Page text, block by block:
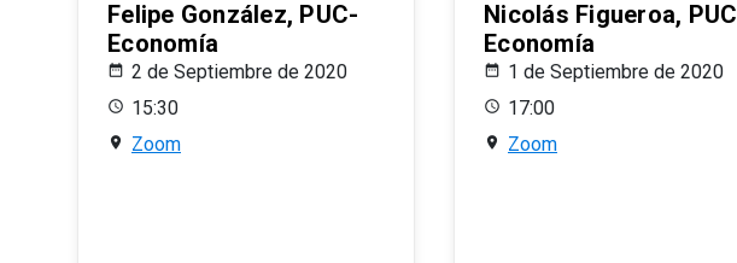
Felipe González, PUC-
Economía
2 de Septiembre de 2020
15:30
Zoom
Nicolás Figueroa, PUC
Economía
1 de Septiembre de 2020
17:00
Zoom